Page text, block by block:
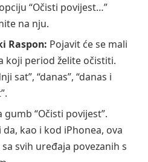
“Očisti povijest…”
na nju.
Raspon: Pojavit će se mali
koji period želite očistiti.
sat”, “danas”, “danas i
gumb “Očisti povijest”.
kao i kod iPhonea, ova
svih uređaja povezanih s